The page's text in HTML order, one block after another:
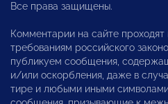
Все права защищены.
Комментарии на сайте
требованиям российского
публикуем сообщения,
и/или оскорбления, даже в
тире и любыми иными